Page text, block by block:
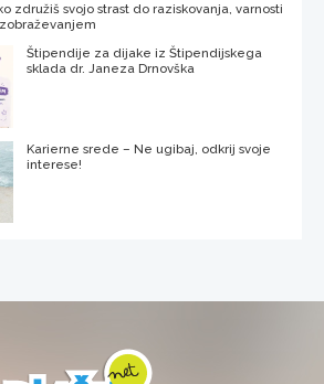
združiš svojo strast do raziskovanja, varnosti
Štipendije za dijake iz Štipendijskega
sklada dr. Janeza Drnovška
Karierne srede – Ne ugibaj, odkrij svoje
interese!